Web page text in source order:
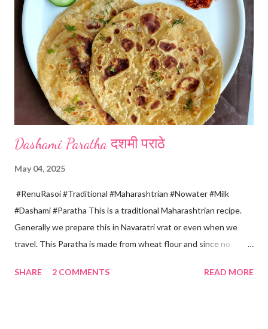
paneer hard in texture. *Place one soft cotton cloth in a steel
strainer. Keep this strainer in a big pan so that whey water will
get collected in the pan. Strain this milk and Paneer mix from the
strainer. *Immediately fold the cloth with paneer from all the
four sides and mak...
Dashami Paratha दशमी पराठे
May 04, 2025
#RenuRasoi #Traditional #Maharashtrian #Nowater #Milk
#Dashami #Paratha This is a traditional Maharashtrian recipe.
Generally we prepare this in Navaratri vrat or even when we
travel. This Paratha is made from wheat flour and since no
flaky. Easy to prepare ... Goes very well with spicy veg
SHARE 2 COMMENTS READ MORE